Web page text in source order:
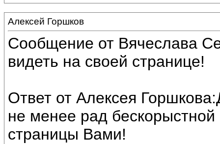
Алексей Горшков
Сообщение от Вячеслава
видеть на своей странице!
Ответ от Алексея
не менее рад
страницы Вами!